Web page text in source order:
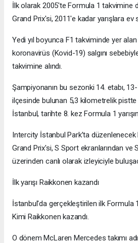
İlk olarak 2005'te Formula 1 takvimine
Grand Prix'si, 2011'e kadar yarışlara ev
Yedi yıl boyunca F1 takviminde yer
koronavirüs (Kovid-19) salgını
takvimine alındı.
Şampiyonanın bu sezonki 14. etabı,
ilçesinde bulunan 5,3 kilometrelik
İstanbul, tarihte 8. kez Formula 1
Intercity İstanbul Park’ta
Grand Prix'si, S Sport ekranlarından ve
üzerinden canlı olarak izleyiciyle
İlk yarışı Raikkonen kazandı
İstanbul'da gerçekleştirilen ilk Formula 1
Kimi Raikkonen kazandı.
O dönem McLaren Mercedes takımı